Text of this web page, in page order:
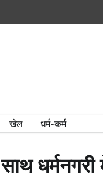
खेल धर्म-कर्म
में